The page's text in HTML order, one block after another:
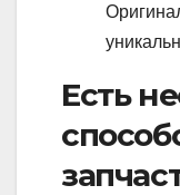
Есть